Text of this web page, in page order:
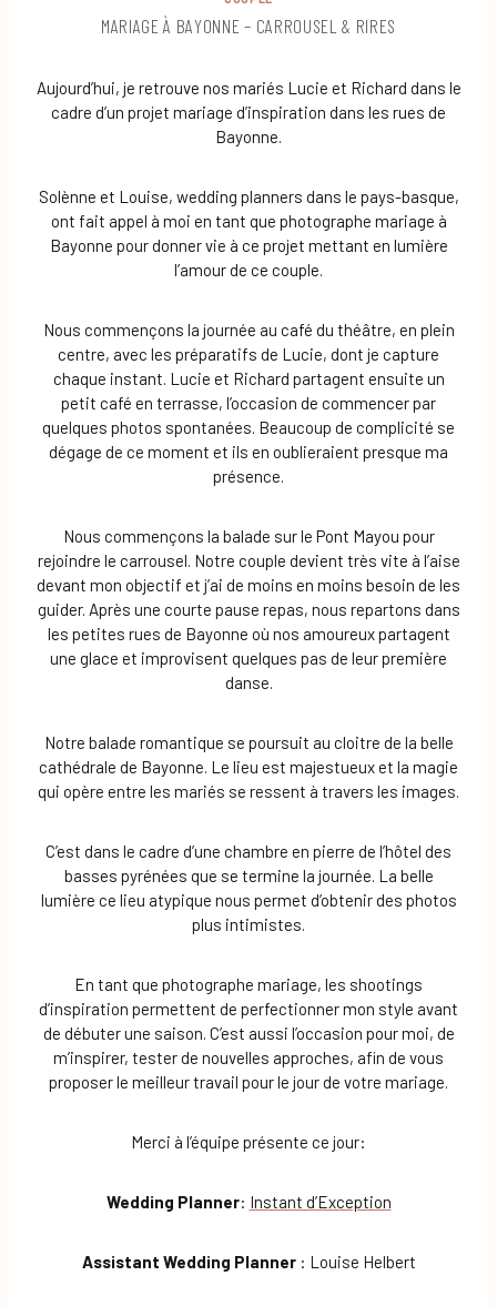
MARIAGE À BAYONNE – CARROUSEL & RIRES
Aujourd’hui, je retrouve nos mariés Lucie et Richard dans le
cadre d’un projet mariage d’inspiration dans les rues de
Bayonne.
Solènne et Louise, wedding planners dans le pays-basque,
ont fait appel à moi en tant que photographe mariage à
Bayonne pour donner vie à ce projet mettant en lumière
l’amour de ce couple.
Nous commençons la journée au café du théâtre, en plein
centre, avec les préparatifs de Lucie, dont je capture
chaque instant. Lucie et Richard partagent ensuite un
petit café en terrasse, l’occasion de commencer par
quelques photos spontanées. Beaucoup de complicité se
dégage de ce moment et ils en oublieraient presque ma
présence.
Nous commençons la balade sur le Pont Mayou pour
rejoindre le carrousel. Notre couple devient très vite à l’aise
devant mon objectif et j’ai de moins en moins besoin de les
guider. Après une courte pause repas, nous repartons dans
les petites rues de Bayonne où nos amoureux partagent
une glace et improvisent quelques pas de leur première
danse.
Notre balade romantique se poursuit au cloitre de la belle
cathédrale de Bayonne. Le lieu est majestueux et la magie
qui opère entre les mariés se ressent à travers les images.
C’est dans le cadre d’une chambre en pierre de l’hôtel des
basses pyrénées que se termine la journée. La belle
lumière ce lieu atypique nous permet d’obtenir des photos
plus intimistes.
En tant que photographe mariage, les shootings
d’inspiration permettent de perfectionner mon style avant
de débuter une saison. C’est aussi l’occasion pour moi, de
m’inspirer, tester de nouvelles approches, afin de vous
proposer le meilleur travail pour le jour de votre mariage.
Merci à l’équipe présente ce jour:
Wedding Planner: Instant d’Exception
Assistant Wedding Planner: Louise Helbert